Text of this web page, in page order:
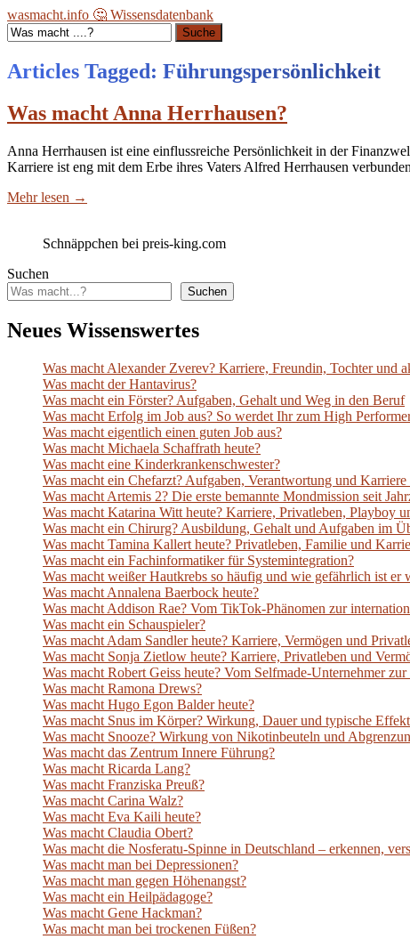
wasmacht.info 🤔 Wissensdatenbank
Suche
Articles Tagged: Führungspersönlichkeit
Was macht Anna Herrhausen?
Anna Herrhausen ist eine einflussreiche Persönlichkeit in der
Karriere ist eng mit dem Erbe ihres Vaters Alfred Herrhausen
Mehr lesen →
Schnäppchen bei preis-king.com
Suchen
Suchen
Neues Wissenswertes
Was macht Alexander Zverev? Karriere, Freundin, Tochter und
Was macht der Hantavirus?
Was macht ein Förster? Aufgaben, Gehalt und Weg in den Beruf
Was macht Erfolg im Job aus? So werdet Ihr zum High
Was macht eigentlich einen guten Job aus?
Was macht Michaela Schaffrath heute?
Was macht eine Kinderkrankenschwester?
Was macht ein Chefarzt? Aufgaben, Verantwortung und
Was macht Artemis 2? Die erste bemannte Mondmission seit
Was macht Katarina Witt heute? Karriere, Privatleben, Playboy
Was macht ein Chirurg? Ausbildung, Gehalt und Aufgaben im
Was macht Tamina Kallert heute? Privatleben, Familie und
Was macht ein Fachinformatiker für Systemintegration?
Was macht weißer Hautkrebs so häufig und wie gefährlich ist er
Was macht Annalena Baerbock heute?
Was macht Addison Rae? Vom TikTok-Phänomen zur
Was macht ein Schauspieler?
Was macht Adam Sandler heute? Karriere, Vermögen und
Was macht Sonja Zietlow heute? Karriere, Privatleben und
Was macht Robert Geiss heute? Vom Selfmade-Unternehmer
Was macht Ramona Drews?
Was macht Hugo Egon Balder heute?
Was macht Snus im Körper? Wirkung, Dauer und typische
Was macht Snooze? Wirkung von Nikotinbeuteln und
Was macht das Zentrum Innere Führung?
Was macht Ricarda Lang?
Was macht Franziska Preuß?
Was macht Carina Walz?
Was macht Eva Kaili heute?
Was macht Claudia Obert?
Was macht die Nosferatu-Spinne in Deutschland – erkennen,
Was macht man bei Depressionen?
Was macht man gegen Höhenangst?
Was macht ein Heilpädagoge?
Was macht Gene Hackman?
Was macht man bei trockenen Füßen?